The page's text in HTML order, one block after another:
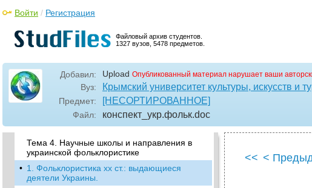
Файловый архив студентов.
1327 вузов, 5478 предметов.
Войти / Регистрация
Добавил: Upload Опубликованный материал нарушает ваши
Вуз: Крымский университет культуры, искусств и
Предмет: [НЕСОРТИРОВАННОЕ]
Файл: конспект_укр.фольк.doc
3. Украинская модель мифологической
4. Неомифологизм как научное
направление в фольклористике.
• 5. Модель украинской культурно-
исторической школы от романтизма до
позитивизма в контексте европейской
фольклористики
6. «Психологическая школа» как
самостоятельное научное направление в
украинской фольклористике
Тема 4. Научные школы и направления в
украинской фольклористике
• 1. Фольклористика хх ст.: выдающиеся
деятели Украины.
<< <